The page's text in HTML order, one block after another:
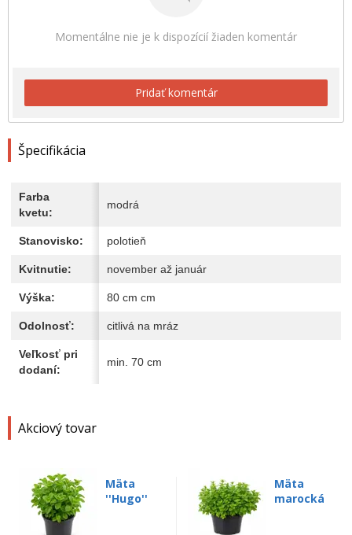
Akciový tovar
Mäta
''Hugo''
Mäta
marocká
Momentálne nie je k dispozícií žiaden komentár
Pridať komentár
Špecifikácia
Farba
kvetu:
modrá
Stanovisko: polotieň
Kvitnutie: november až január
Výška: 80 cm cm
Odolnosť: citlivá na mráz
Veľkosť pri
dodaní:
min. 70 cm